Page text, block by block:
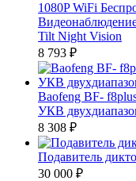
1080P WiFi
Tilt Night Vision
8 793 ₽
Baofeng BF-
УКВ
8 308 ₽
Подавитель
30 000 ₽